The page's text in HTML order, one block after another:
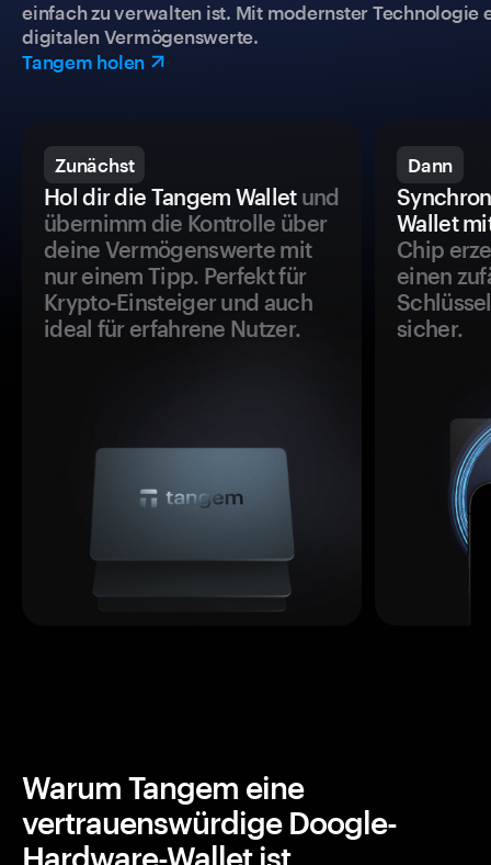
einfach zu verwalten ist. Mit modernster
digitalen Vermögenswerte.
Tangem holen
Zunächst
Hol dir die Tangem Walletund
übernimm die Kontrolle über
deine Vermögenswerte mit
nur einem Tipp. Perfekt für
Krypto-Einsteiger und auch
ideal für erfahrene Nutzer.
Dann
Wallet
Chip
einen
sicher.
Warum Tangem eine
vertrauenswürdige Doogle-
Hardware-Wallet ist